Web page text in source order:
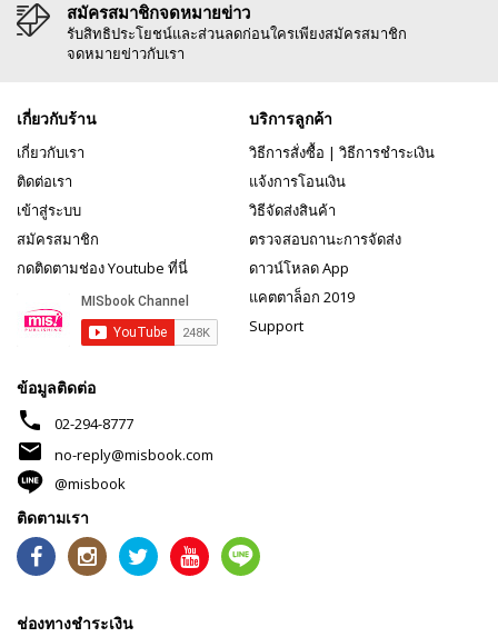
สมัครสมาชิกจดหมายข่าว
รับสิทธิประโยชน์และส่วนลดก่อนใครเพียงสมัครสมาชิก
จดหมายข่าวกับเรา
เกี่ยวกับร้าน
เกี่ยวกับเรา
ติดต่อเรา
เข้าสู่ระบบ
สมัครสมาชิก
กดติดตามช่อง Youtube ที่นี่
บริการลูกค้า
วิธีการสั่งซื้อ | วิธีการชำระเงิน
แจ้งการโอนเงิน
วิธีจัดส่งสินค้า
ตรวจสอบถานะการจัดส่ง
ดาวน์โหลด App
แคตตาล็อก 2019
Support
ข้อมูลติดต่อ
phone 02-294-8777
mail
no-reply@misbook.com
@misbook
ติดตามเรา
ช่องทางชำระเงิน